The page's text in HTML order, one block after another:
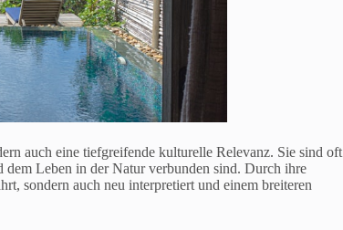
auch eine tiefgreifende kulturelle Relevanz. Sie sind oft
dem Leben in der Natur verbunden sind. Durch ihre
sondern auch neu interpretiert und einem breiteren